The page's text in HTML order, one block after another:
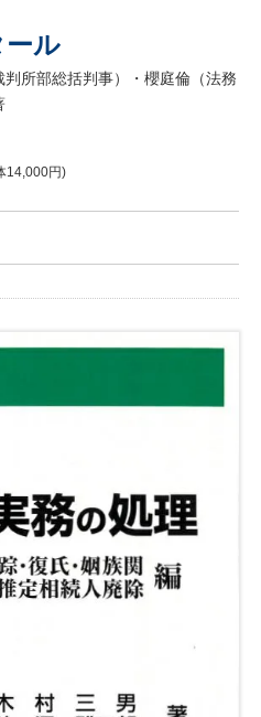
ール
所部総括判事）・櫻庭倫（法務
14,000円)